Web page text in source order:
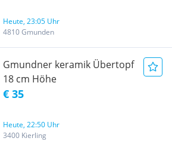
Heute, 23:05 Uhr
4810 Gmunden
Gmundner keramik Übertopf
18 cm Höhe
€ 35
Heute, 22:50 Uhr
3400 Kierling